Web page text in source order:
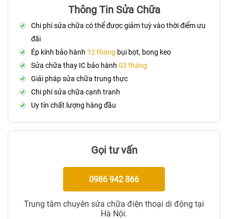
Thông Tin Sửa Chữa
Chi phí sửa chữa có thể được giảm tuỳ vào thời điểm ưu
đãi
Ép kính bảo hành 12 tháng bụi bọt, bong keo
Sửa chữa thay IC bảo hành 03 tháng
Giải pháp sửa chữa trung thực
Chi phí sửa chữa cạnh tranh
Uy tín chất lượng hàng đầu
Gọi tư vấn
0986 942 866
Trung tâm chuyên sửa chữa điện thoại di động tại
Hà Nội.